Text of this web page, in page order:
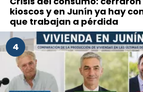
kioscos y en Junín ya hay
que trabajan a pérdida
4